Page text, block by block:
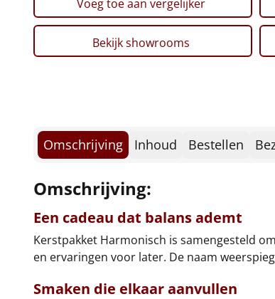
Voeg toe aan vergelijker
Bekijk showrooms
Omschrijving Inhoud Bestellen
Omschrijving:
Een cadeau dat balans ademt
Kerstpakket Harmonisch is samengesteld
en ervaringen voor later. De naam
Smaken die elkaar aanvullen